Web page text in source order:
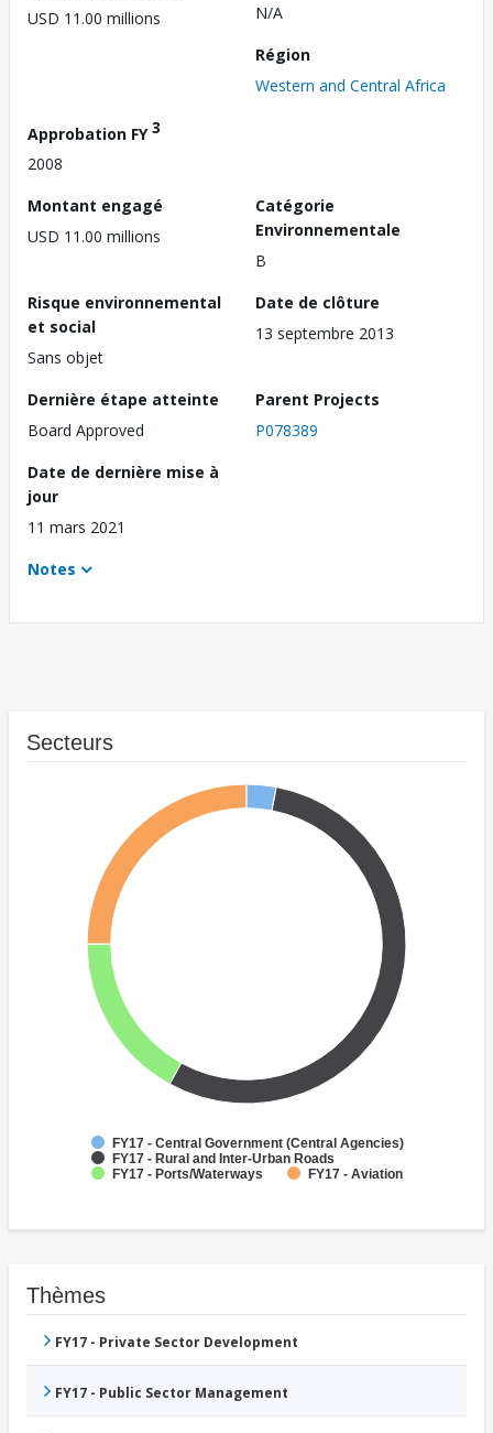
USD 11.00 millions
N/A
Région
Western and Central Africa
Approbation FY3
2008
Montant engagé
USD 11.00 millions
Catégorie
Environnementale
B
Risque environnemental
et social
Sans objet
Date de clôture
13 septembre 2013
Dernière étape atteinte
Board Approved
Parent Projects
P078389
Date de dernière mise à
jour
11 mars 2021
Notes
Secteurs
FY17 - Central Government (Central Agencies)
FY17 - Rural and Inter-Urban Roads
FY17 - Ports/Waterways
FY17 - Aviation
Thèmes
FY17 - Private Sector Development
FY17 - Public Sector Management